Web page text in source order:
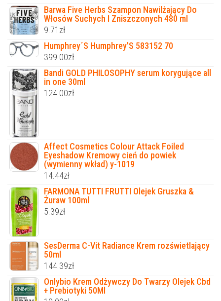
Barwa Five Herbs Szampon Nawilżający Do
Włosów Suchych I Zniszczonych 480 ml
9.71 zł
Humphrey´S Humphrey'S 583152 70
399.00zł
Bandi GOLD PHILOSOPHY serum korygujące all
in one 30ml
124.00zł
Affect Cosmetics Colour Attack Foiled
Eyeshadow Kremowy cień do powiek
(wymienny wkład) y-1019
14.44zł
FARMONA TUTTI FRUTTI Olejek Gruszka &
Żuraw 100ml
5.39zł
SesDerma C-Vit Radiance Krem rozświetlający
50ml
144.39zł
Onlybio Krem Odżywczy Do Twarzy Olejek Cbd
+ Prebiotyki 50Ml